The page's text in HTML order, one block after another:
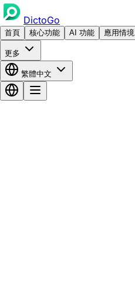
DictoGo
首頁 核心功能 AI 功能 應用情境
更多
繁體中文